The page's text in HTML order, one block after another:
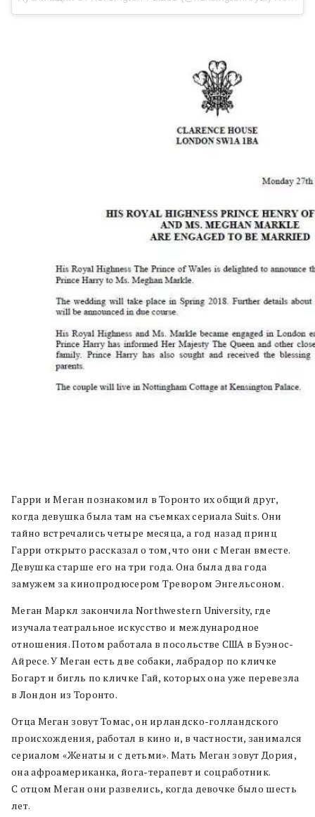
Гарри и Меган познакомил в Торонто их общий друг,
когда девушка была там на съемках сериала Suits. Они
тайно встречались четыре месяца, а год назад принц
Гарри открыто рассказал о том, что они с Меган вместе.
Девушка старше его на три года. Она была два года
замужем за кинопродюсером Тревором Энгельсоном.
Меган Маркл закончила Northwestern University, где
изучала театральное искусство и международное
отношения. Потом работала в посольстве США в Буэнос-
Айресе. У Меган есть две собаки, лабрадор по кличке
Богарт и бигль по кличке Гай, которых она уже перевезла
в Лондон из Торонто.
Отца Меган зовут Томас, он ирландско-голландского
происхождения, работал в кино и, в частности, занимался
сериалом «Женаты и с детьми». Мать Меган зовут Дория,
она афроамериканка, йога-терапевт и соцработник.
С отцом Меган они развелись, когда девочке было шесть
лет.